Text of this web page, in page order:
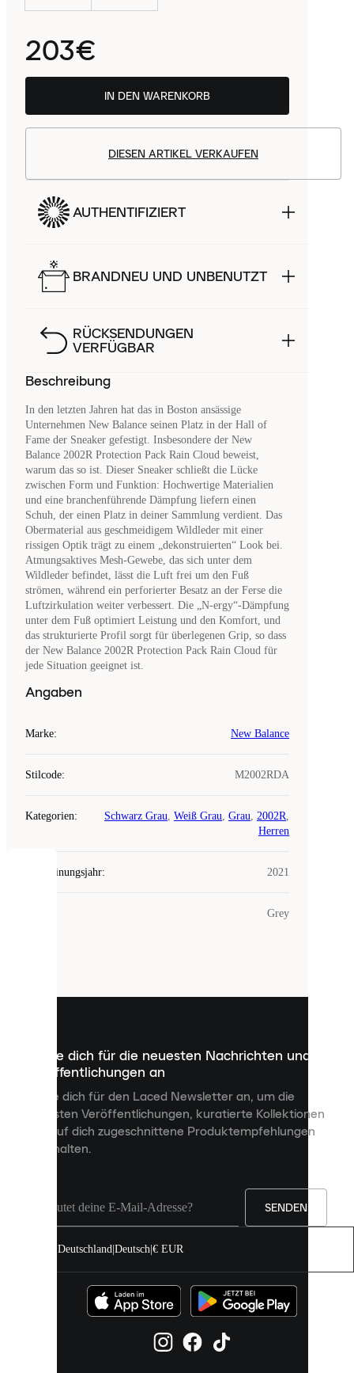
203€
IN DEN WARENKORB
DIESEN ARTIKEL VERKAUFEN
AUTHENTIFIZIERT
BRANDNEU UND UNBENUTZT
RÜCKSENDUNGEN
VERFÜGBAR
Beschreibung
In den letzten Jahren hat das in Boston ansässige
Unternehmen New Balance seinen Platz in der Hall of
Fame der Sneaker gefestigt. Insbesondere der New
Balance 2002R Protection Pack Rain Cloud beweist,
warum das so ist. Dieser Sneaker schließt die Lücke
zwischen Form und Funktion: Hochwertige Materialien
und eine branchenführende Dämpfung liefern einen
Schuh, der einen Platz in deiner Sammlung verdient. Das
Obermaterial aus geschmeidigem Wildleder mit einer
rissigen Optik trägt zu einem „dekonstruierten“ Look bei.
Atmungsaktives Mesh-Gewebe, das sich unter dem
Wildleder befindet, lässt die Luft frei um den Fuß
strömen, während ein perforierter Besatz an der Ferse die
Luftzirkulation weiter verbessert. Die „N-ergy“-Dämpfung
unter dem Fuß optimiert Leistung und den Komfort, und
das strukturierte Profil sorgt für überlegenen Grip, so dass
der New Balance 2002R Protection Pack Rain Cloud für
jede Situation geeignet ist.
Angaben
Marke: New Balance
Stilcode: M2002RDA
Kategorien: Schwarz Grau, Weiß Grau, Grau, 2002R,
Herren
Erscheinungsjahr: 2021
Grey
Melde dich für die neuesten Nachrichten und
Veröffentlichungen an
Melde dich für den Laced Newsletter an, um die
neuesten Veröffentlichungen, kuratierte Kollektionen
und auf dich zugeschnittene Produktempfehlungen
zu erhalten.
SENDEN
Deutschland Deutsch € EUR
COOKIES
kleine
dienen,
Inhalte
anzuzeigen
deine